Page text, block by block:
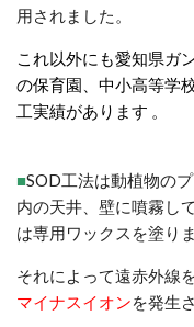
用されました。
これ以外にも愛知県ガ
の保育園、中小高等学
工実績があります 。
■SOD工法は動植物の
内の天井、壁に噴霧し
は専用ワックスを塗りま
それによって遠赤外線
マイナスイオンを発生